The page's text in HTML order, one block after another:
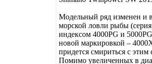
Модельный ряд изменен и
морской ловли рыбы
индексом 4000PG и
новой маркировкой –
придется смириться с этим
Помимо увеличенных в